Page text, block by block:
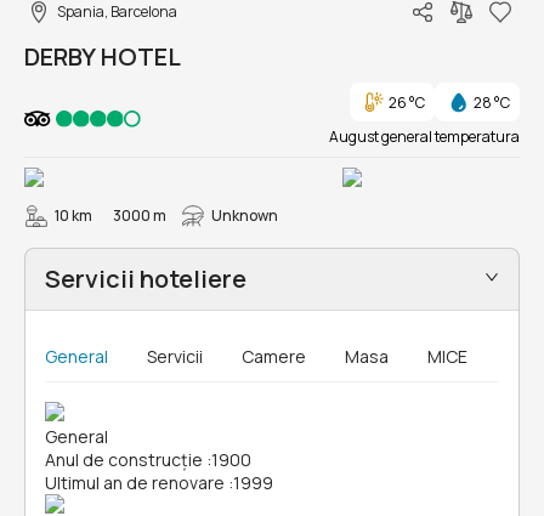
Spania, Barcelona
DERBY HOTEL
26 °C
28 °C
August general temperatura
10 km 3000 m Unknown
Servicii hoteliere
General Servicii Camere Masa MICE
General
Anul de construcție :1900
Ultimul an de renovare :1999